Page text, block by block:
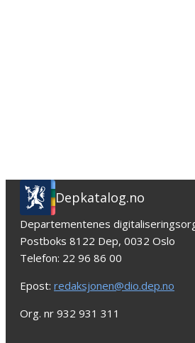
Depkatalog.no
Departementenes
Postboks 8122 Dep, 0032 Oslo
Telefon: 22 96 86 00
Epost: redaksjonen@dio.dep.no
Org. nr 932 931 311